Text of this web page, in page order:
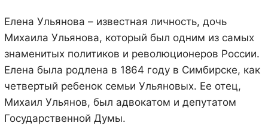
Елена Ульянова – известная личность, дочь
Михаила Ульянова, который был одним из самых
знаменитых политиков и революционеров России.
Елена была родлена в 1864 году в Симбирске, как
четвертый ребенок семьи Ульяновых. Ее отец,
Михаил Ульянов, был адвокатом и депутатом
Государственной Думы.